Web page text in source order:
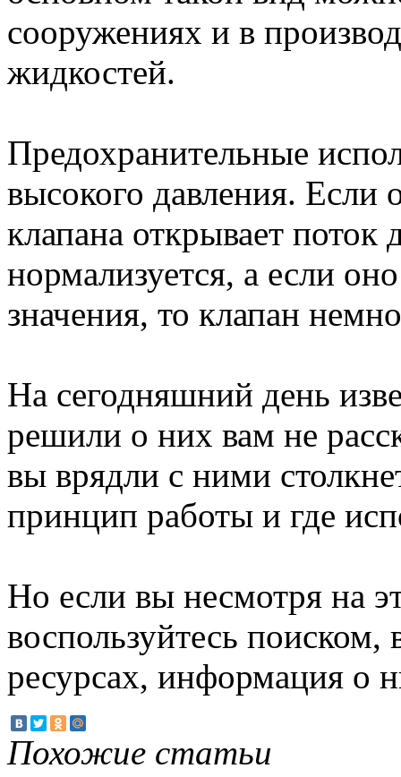
сооружениях и в
жидкостей.
Предохранительные
высокого давления. Если
клапана открывает поток
нормализуется, а если
значения, то клапан
На сегодняшний день
решили о них вам не
вы врядли с ними
принцип работы и где
Но если вы несмотря на
воспользуйтесь
ресурсах, информация о
Похожие статьи